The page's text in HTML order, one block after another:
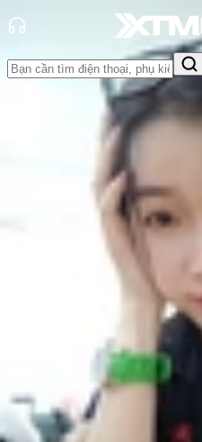
Trang chủ
Đánh Giá - Trên Tay
Đánh Giá - Trên Tay
Thủ thuậtHỏi đápApp -
hàng - Sự kiện
Trên tay Galaxy
phá về thiết kế,
nhiều nâng cấp
Nguyễn Phan Thảo Nguyên
Ngày đăng:15/01/2021
Cập nhật:15/01/2021